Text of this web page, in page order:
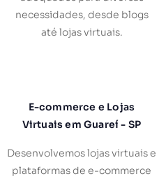
necessidades, desde blogs
até lojas virtuais.
E-commerce e Lojas
Virtuais em Guareí - SP
Desenvolvemos lojas virtuais e
plataformas de e-commerce